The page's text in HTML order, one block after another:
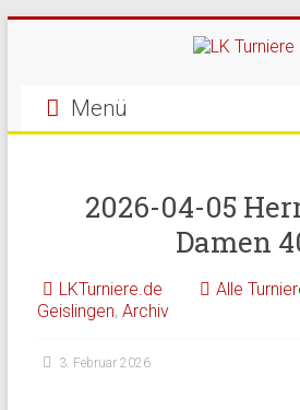
Menü
2026-04-05
Damen
LKTurniere.de Alle
Geislingen, Archiv
3. Februar 2026